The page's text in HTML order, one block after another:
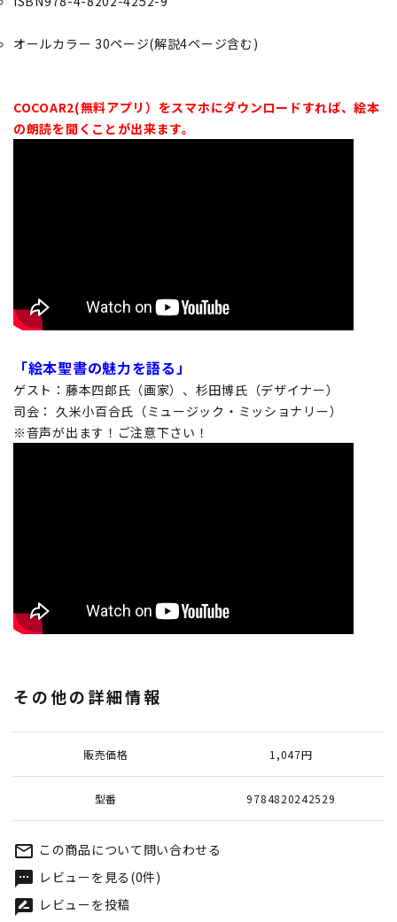
オールカラー 30ページ(解説4ページ含む)
COCOAR2(無料アプリ）をスマホにダウンロードすれば、絵本
の朗読を聞くことが出来ます。
「絵本聖書の魅力を語る」
ゲスト：藤本四郎氏（画家）、杉田博氏（デザイナー）
司会： 久米小百合氏（ミュージック・ミッショナリー）
※音声が出ます！ご注意下さい！
その他の詳細情報
販売価格 1,047円
型番 9784820242529
mail_outline この商品について問い合わせる
textsms レビューを見る(0件)
rate_review レビューを投稿